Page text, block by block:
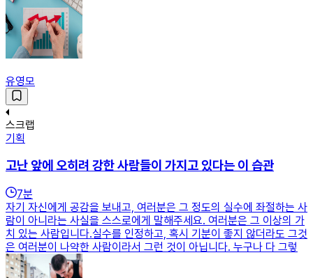
유영모
스크랩
기획
고난 앞에 오히려 강한 사람들이 가지고 있다는 이 습관
7분
자기 자신에게 공감을 보내고, 여러분은 그 정도의 실수에 좌절하는 사
람이 아니라는 사실을 스스로에게 말해주세요. 여러분은 그 이상의 가
치 있는 사람입니다.실수를 인정하고, 혹시 기분이 좋지 않더라도 그것
은 여러분이 나약한 사람이라서 그런 것이 아닙니다. 누구나 다 그렇